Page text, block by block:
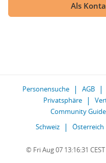
Als
Personensuche AGB
Privatsphäre
Community
Schweiz
Österreich
© Fri Aug 07 13:16:31